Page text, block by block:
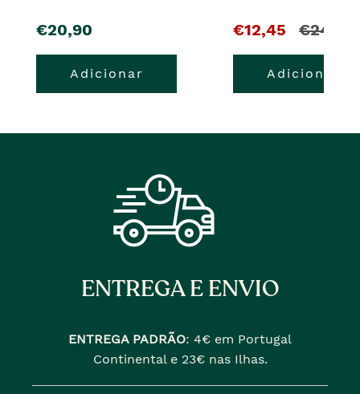
pre�o
€20,90
Adicionar
O
pre�o
atual
€12,45
e
o
pre�o
era
€24,90
Adicionar
ENTREGA E ENVIO
ENTREGA PADRÃO: 4€ em Portugal
Continental e 23€ nas Ilhas.